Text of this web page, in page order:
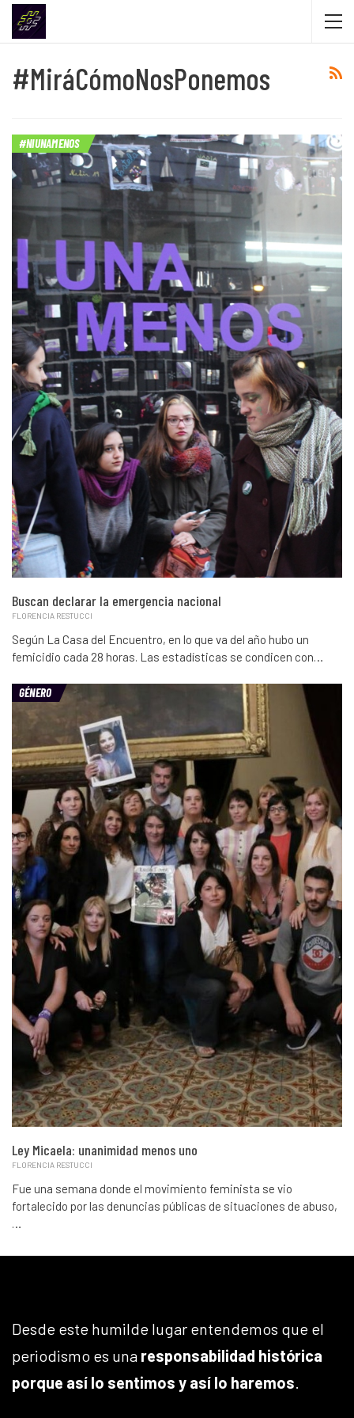
#MiráCómoNosPonemos
#NIUNAMENOS
Buscan declarar la emergencia nacional
FLORENCIA RESTUCCI
Según La Casa del Encuentro, en lo que va del año hubo un
femicidio cada 28 horas. Las estadísticas se condicen con…
GÉNERO
Ley Micaela: unanimidad menos uno
FLORENCIA RESTUCCI
Fue una semana donde el movimiento feminista se vio
fortalecido por las denuncias públicas de situaciones de abuso,
…
Desde este humilde lugar entendemos que el
periodismo es una responsabilidad histórica
porque así lo sentimos y así lo haremos.